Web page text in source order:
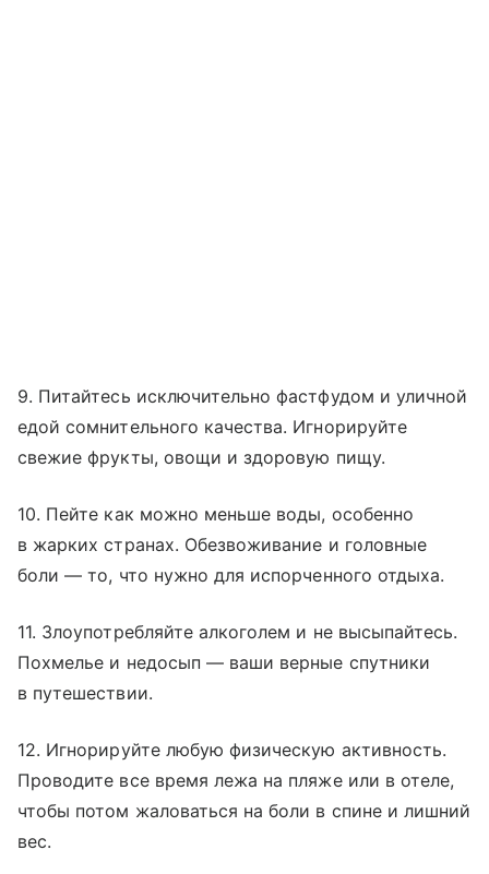
9. Питайтесь исключительно фастфудом и уличной
едой сомнительного качества. Игнорируйте
свежие фрукты, овощи и здоровую пищу.
10. Пейте как можно меньше воды, особенно
в жарких странах. Обезвоживание и головные
боли — то, что нужно для испорченного отдыха.
11. Злоупотребляйте алкоголем и не высыпайтесь.
Похмелье и недосып — ваши верные спутники
в путешествии.
12. Игнорируйте любую физическую активность.
Проводите все время лежа на пляже или в отеле,
чтобы потом жаловаться на боли в спине и лишний
вес.